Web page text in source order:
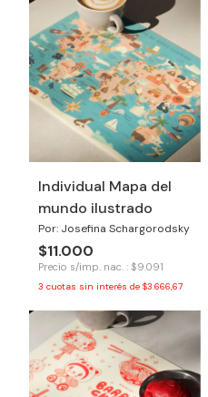
Individual Mapa del
mundo ilustrado
Por: Josefina Schargorodsky
$11.000
Precio s/imp. nac. : $9.091
3 cuotas sin interés de $3.666,67